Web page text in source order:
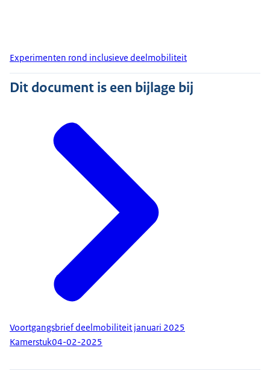
Experimenten rond inclusieve deelmobiliteit
Dit document is een bijlage bij
Voortgangsbrief deelmobiliteit januari 2025
Kamerstuk04-02-2025